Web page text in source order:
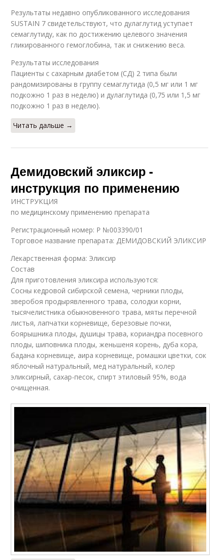
Результаты недавно опубликованного исследования
SUSTAIN 7 свидетельствуют, что дулаглутид уступает
семаглутиду, как по достижению целевого значения
гликированного гемоглобина, так и снижению веса.
Результаты исследования
Пациенты с сахарным диабетом (СД) 2 типа были
рандомизированы в группу семаглутида (0,5 мг или 1 мг
подкожно 1 раз в неделю) и дулаглутида (0,75 или 1,5 мг
подкожно 1 раз в неделю).
Читать дальше →
Демидовский эликсир -
инструкция по применению
ИНСТРУКЦИЯ
по медицинскому применению препарата
Регистрационный номер: Р №003390/01
Торговое название препарата: ДЕМИДОВСКИЙ ЭЛИКСИР
Лекарственная форма: Эликсир
Состав
Для приготовления эликсира используются:
Сосны кедровой сибирской семена, черники плоды,
зверобоя продырявленного трава, солодки корни,
тысячелистника обыкновенного трава, мяты перечной
листья, лапчатки корневище, березовые почки,
боярышника плоды, душицы трава, кориандра посевного
плоды, шиповника плоды, женьшеня корень, дуба кора,
бадана корневище, аира корневище, ромашки цветки, сок
яблочный натуральный, мед натуральный, колер
эликсирный, сахар-песок, спирт этиловый 95%, вода
очищенная.